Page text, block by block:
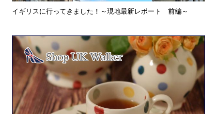
イギリスに行ってきました！～現地最新レポート 前編～